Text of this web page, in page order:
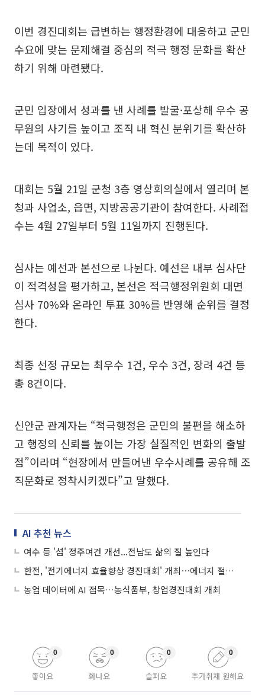
이번 경진대회는 급변하는 행정환경에 대응하고 군민
수요에 맞는 문제해결 중심의 적극 행정 문화를 확산
하기 위해 마련됐다.
군민 입장에서 성과를 낸 사례를 발굴·포상해 우수 공
무원의 사기를 높이고 조직 내 혁신 분위기를 확산하
는데 목적이 있다.
대회는 5월 21일 군청 3층 영상회의실에서 열리며 본
청과 사업소, 읍면, 지방공공기관이 참여한다. 사례접
수는 4월 27일부터 5월 11일까지 진행된다.
심사는 예선과 본선으로 나뉜다. 예선은 내부 심사단
이 적격성을 평가하고, 본선은 적극행정위원회 대면
심사 70%와 온라인 투표 30%를 반영해 순위를 결정
한다.
최종 선정 규모는 최우수 1건, 우수 3건, 장려 4건 등
총 8건이다.
신안군 관계자는 “적극행정은 군민의 불편을 해소하
고 행정의 신뢰를 높이는 가장 실질적인 변화의 출발
점”이라며 “현장에서 만들어낸 우수사례를 공유해 조
직문화로 정착시키겠다”고 말했다.
AI 추천 뉴스
여수 등 '섬' 정주여건 개선...전남도 삶의 질 높인다
한전, '전기에너지 효율향상 경진대회' 개최⋯에너지 절약 문화 확산
농업 데이터에 AI 접목…농식품부, 창업경진대회 개최
좋아요
0
화나요
0
슬퍼요
0
추가취재 원해요
0